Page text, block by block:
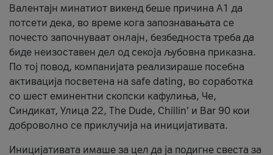
Валентајн минатиот викенд беше причина А1 да
потсети дека, во време кога запознавањата се
почесто започнуваат онлајн, безбедноста треба да
биде неизоставен дел од секоја љубовна приказна.
По тој повод, компанијата реализираше посебна
активација посветена на safe dating, во соработка
со шест еминентни скопски кафулиња, Че,
Синдикат, Улица 22, The Dude, Chillin’ и Bar 90 кои
доброволно се приклучија на иницијативата.
Иницијативата имаше за цел да ја подигне свеста за